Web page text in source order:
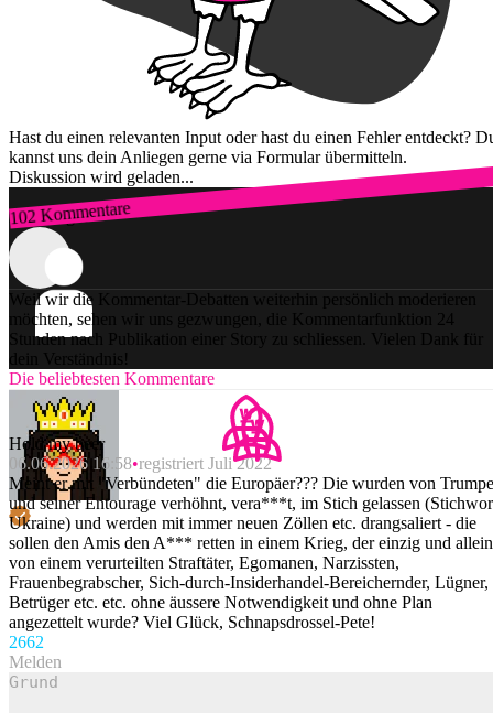
Hast du einen relevanten Input oder hast du einen Fehler entdeckt?
kannst uns dein Anliegen gerne via Formular übermitteln.
Diskussion wird geladen...
102 Kommentare
Zum Login
Weil wir die Kommentar-Debatten weiterhin persönlich moderieren
möchten, sehen wir uns gezwungen, die Kommentarfunktion 24
Stunden nach Publikation einer Story zu schliessen. Vielen Dank für
dein Verständnis!
Die beliebtesten Kommentare
Hold my beer
06.06.2026 16:58 registriert Juli 2022
Meint er mit "Verbündeten" die Europäer??? Die wurden von
und seiner Entourage verhöhnt, vera***t, im Stich gelassen
Ukraine) und werden mit immer neuen Zöllen etc. drangsaliert - die
sollen den Amis den A*** retten in einem Krieg, der einzig und
von einem verurteilten Straftäter, Egomanen, Narzissten,
Frauenbegrabscher, Sich-durch-Insiderhandel-Bereichernder, Lügner,
Betrüger etc. etc. ohne äussere Notwendigkeit und ohne Plan
angezettelt wurde? Viel Glück, Schnapsdrossel-Pete!
2662
Melden